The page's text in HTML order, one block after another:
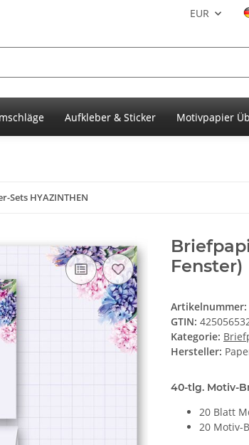
EUR
Aufkleber & Sticker Motivpapier
Sets HYAZINTHEN
Fenster)
Artikelnummer:
GTIN:
Kategorie:
Hersteller:
40-tlg. Motiv-
20 Blatt
20 Motiv-